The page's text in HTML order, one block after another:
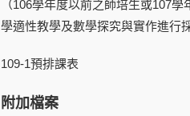
（106學年度以前之師培生或107
學適性教學及數學探究與實作進行
109-1預排課表
附加檔案